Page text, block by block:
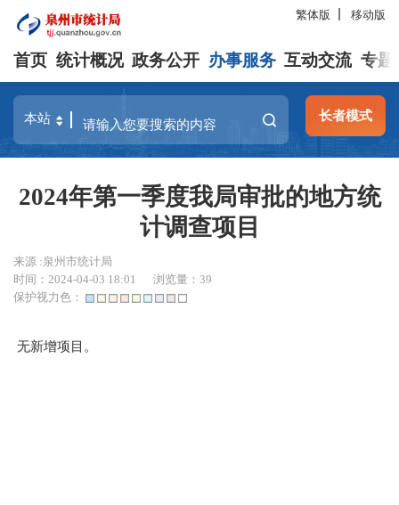
繁体版 移动版
首页 统计概况 政务公开 办事服务 互动交流 专题
长者模式
2024年第一季度我局审批的地方统
计调查项目
来源 :泉州市统计局
时间：2024-04-03 18:01
浏览量：39
保护视力色：
无新增项目。